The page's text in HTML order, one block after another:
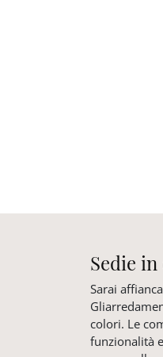
Sedie
Sarai
colori. Le
funzionalità